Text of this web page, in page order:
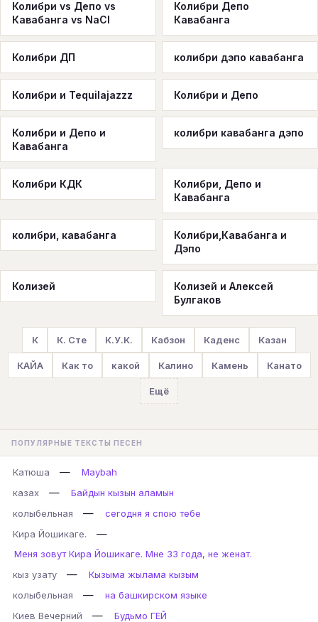
Колибри vs Депо vs
Кавабанга vs NaCl
Колибри Депо
Кавабанга
Колибри ДП колибри дэпо кавабанга
Колибри и Tequilajazzz Колибри и Депо
Колибри и Депо и
Кавабанга
колибри кавабанга дэпо
Колибри КДК
Колибри, Депо и
Кавабанга
колибри, кавабанга
Колибри,Кавабанга и
Дэпо
Колизей
Колизей и Алексей
Булгаков
К К. Сте К.У.К. Кабзон Каденс Казан
КАЙА Как то какой Калино Камень Канато
Ещё
ПОПУЛЯРНЫЕ ТЕКСТЫ ПЕСЕН
Катюша —
Maybah
казах
—
Байдын кызын аламын
колыбельная
—
сегодня я спою тебе
Кира Йошикаге.
—
Меня зовут Кира Йошикаге. Мне 33 года, не женат.
кыз узату
—
Кызыма жылама кызым
колыбельная
—
на башкирском языке
Киев Вечерний
—
Будьмо ГЕЙ